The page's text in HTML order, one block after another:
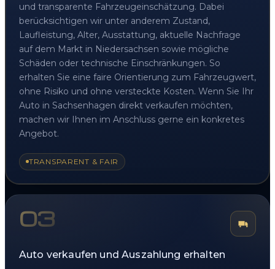
und transparente Fahrzeugeinschätzung. Dabei
berücksichtigen wir unter anderem Zustand,
Laufleistung, Alter, Ausstattung, aktuelle Nachfrage
auf dem Markt in Niedersachsen sowie mögliche
Schäden oder technische Einschränkungen. So
erhalten Sie eine faire Orientierung zum Fahrzeugwert,
ohne Risiko und ohne versteckte Kosten. Wenn Sie Ihr
Auto in Sachsenhagen direkt verkaufen möchten,
machen wir Ihnen im Anschluss gerne ein konkretes
Angebot.
TRANSPARENT & FAIR
03
Auto verkaufen und Auszahlung erhalten